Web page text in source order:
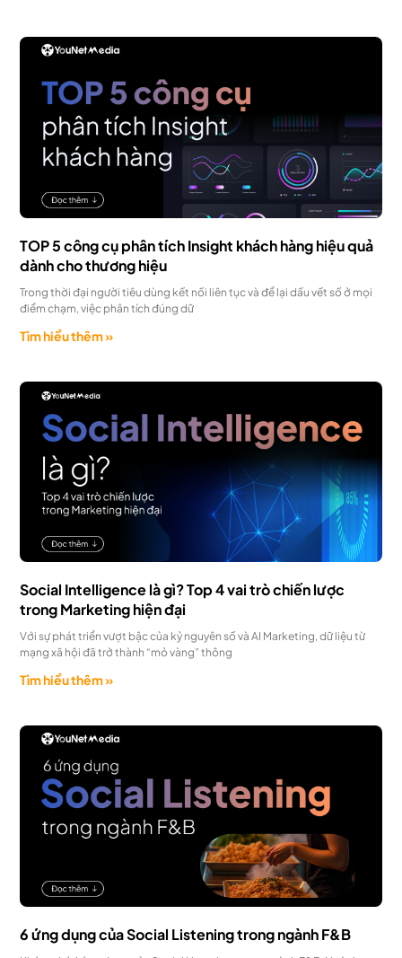
TOP 5 công cụ phân tích Insight khách hàng hiệu quả
dành cho thương hiệu
Trong thời đại người tiêu dùng kết nối liên tục và để lại dấu vết số ở mọi
điểm chạm, việc phân tích đúng dữ
Tìm hiểu thêm »
Social Intelligence là gì? Top 4 vai trò chiến lược
trong Marketing hiện đại
Với sự phát triển vượt bậc của kỷ nguyên số và AI Marketing, dữ liệu từ
mạng xã hội đã trở thành “mỏ vàng” thông
Tìm hiểu thêm »
6 ứng dụng của Social Listening trong ngành F&B